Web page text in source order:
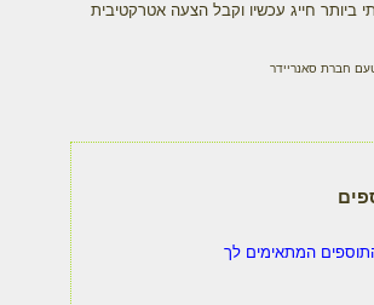
ביותר חייג עכשיו וקבל הצעה אטרקטיבית
חברת סאנריידר
המתאימים לך